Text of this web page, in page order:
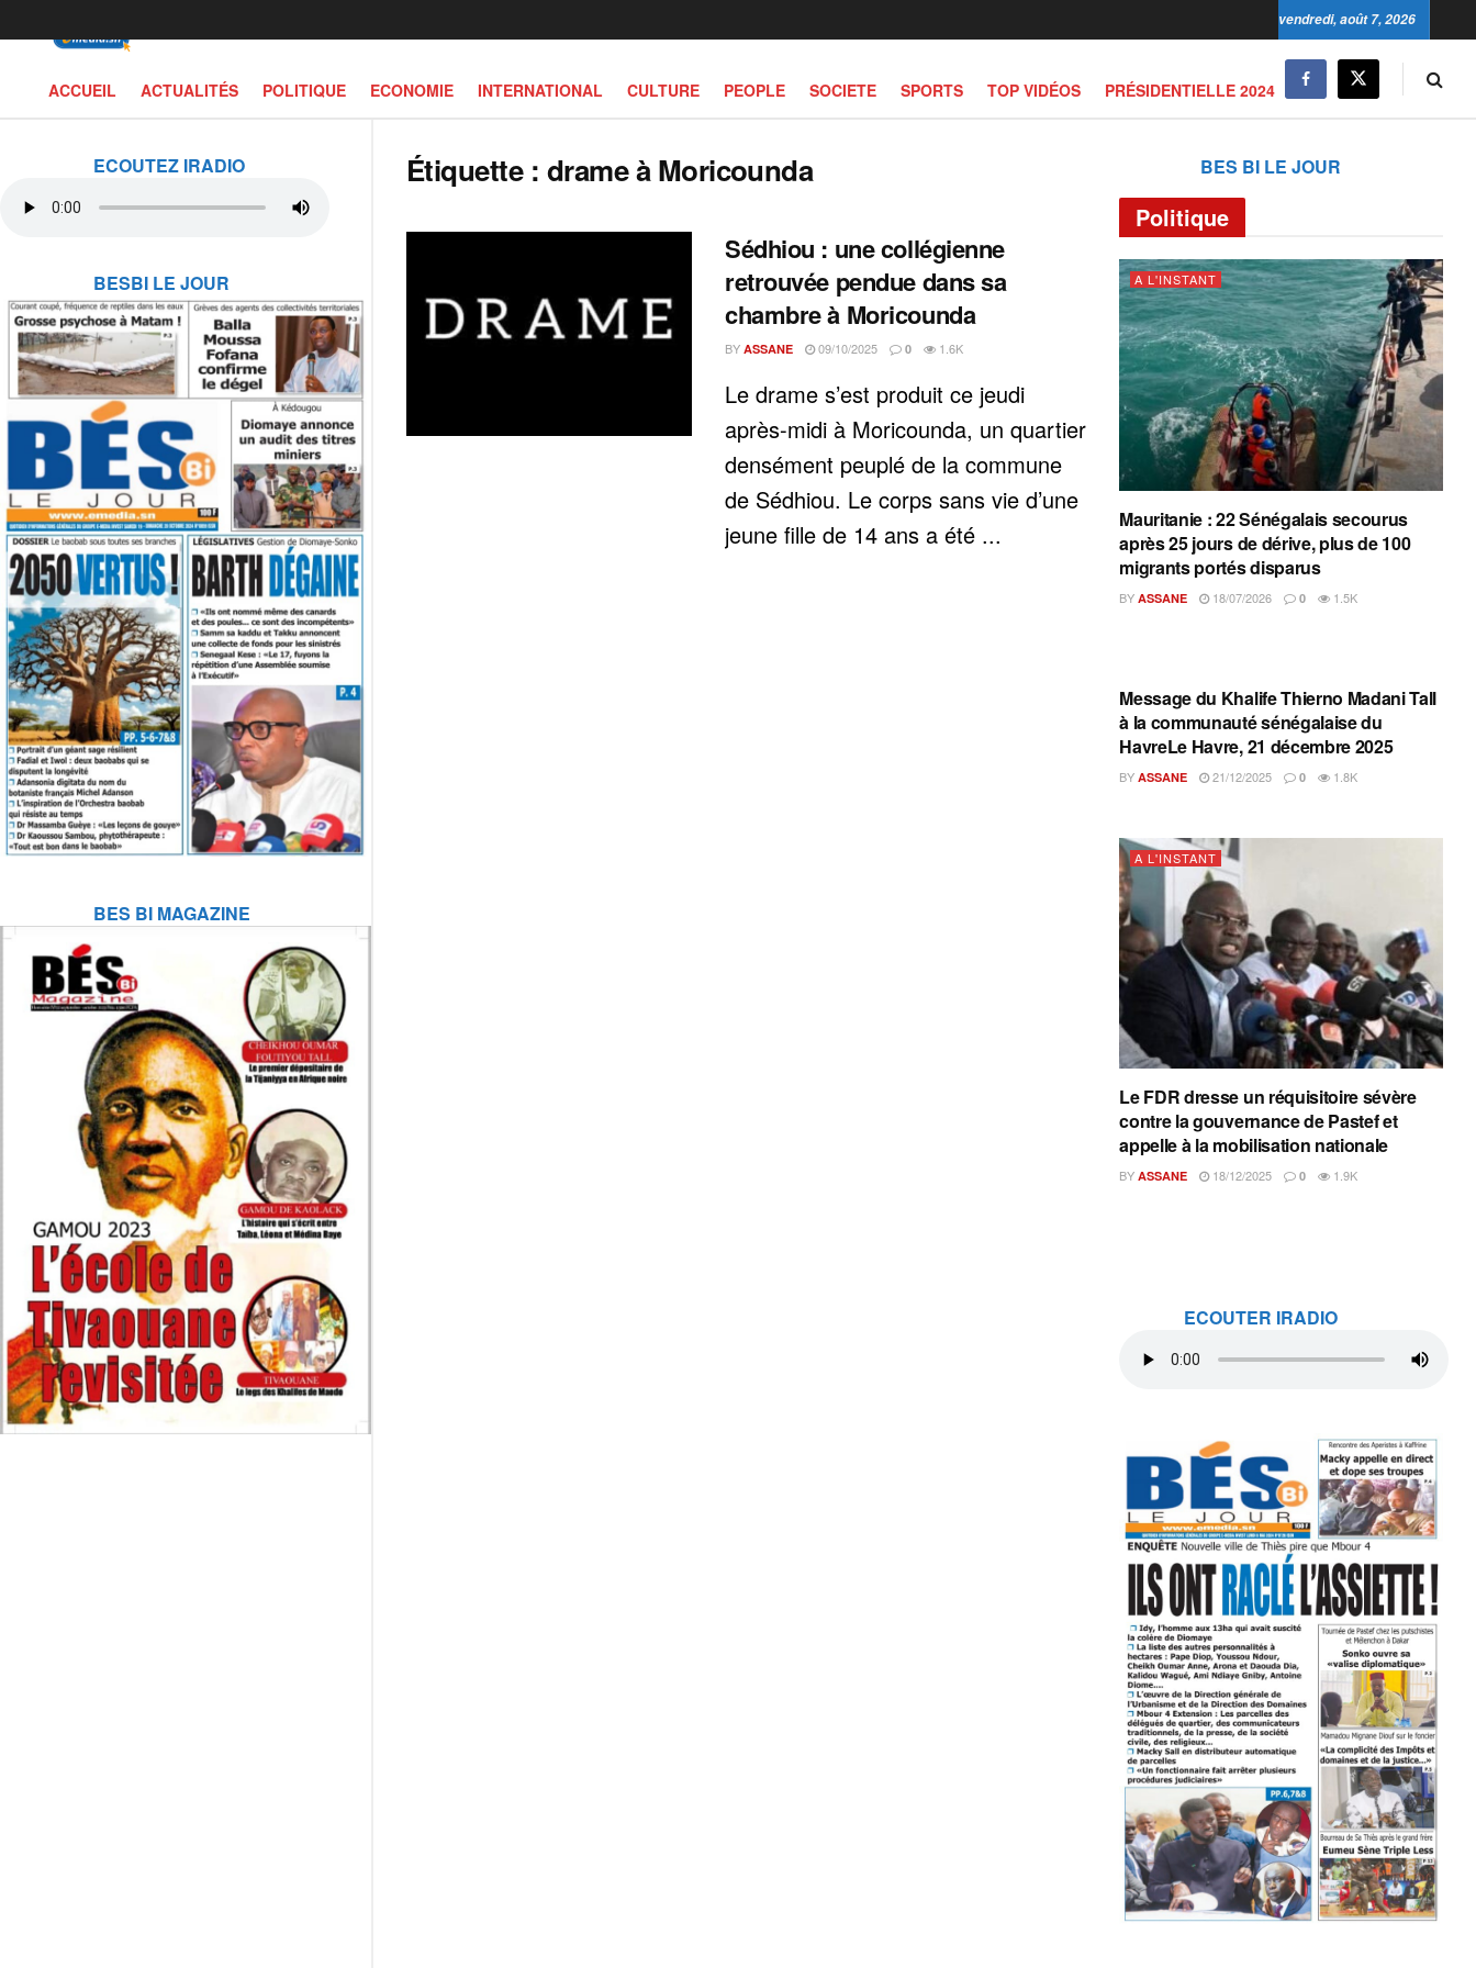
ECOUTEZ IRADIO
BESBI LE JOUR
BES BI MAGAZINE
vendredi, août 7, 2026
ACCUEIL ACTUALITÉS POLITIQUE ECONOMIE INTERNATIONAL CULTURE PEOPLE SOCIETE SPORTS TOP VIDÉOS PRÉSIDENTIELLE 2024
Étiquette : drame à Moricounda
Sédhiou : une collégienne
retrouvée pendue dans sa
chambre à Moricounda
BY ASSANE 09/10/2025 0 1.6K
‎Le drame s’est produit ce jeudi
après-midi à Moricounda, un quartier
densément peuplé de la commune
de Sédhiou. Le corps sans vie d’une
jeune fille de 14 ans a été ...
BES BI LE JOUR
Politique
A L'INSTANT
Mauritanie : 22 Sénégalais secourus
après 25 jours de dérive, plus de 100
migrants portés disparus
BY ASSANE 18/07/2026 0 1.5K
A L'INSTANT
Message du Khalife Thierno Madani Tall
à la communauté sénégalaise du
HavreLe Havre, 21 décembre 2025
BY ASSANE 21/12/2025 0 1.8K
A L'INSTANT
Le FDR dresse un réquisitoire sévère
contre la gouvernance de Pastef et
appelle à la mobilisation nationale
BY ASSANE 18/12/2025 0 1.9K
ECOUTER IRADIO